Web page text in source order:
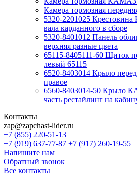
Камера тормозная
5320-2201025
вала карданного в сборе
5320-8401012 Панель
верхняя разные цвета
65115-8405111-60
левый 65115
6520-8403014 Крыло
правое
6560-8403014-50 Крыло
часть рестайлинг на
Контакты
zap@zapchast-lider.ru
+7 (855) 220-51-13
+7 (919) 637-77-87 +7 (917) 260-19-55
Напишите нам
Обратный звонок
Все контакты